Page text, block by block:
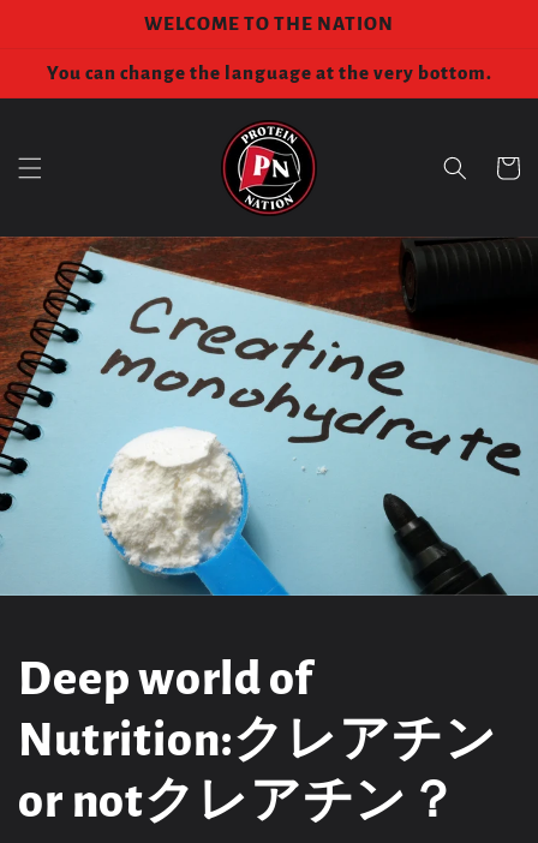
WELCOME TO THE NATION
You can change the language at the very bottom.
ー
Deep world of
Nutrition:クレアチン
or notクレアチン？